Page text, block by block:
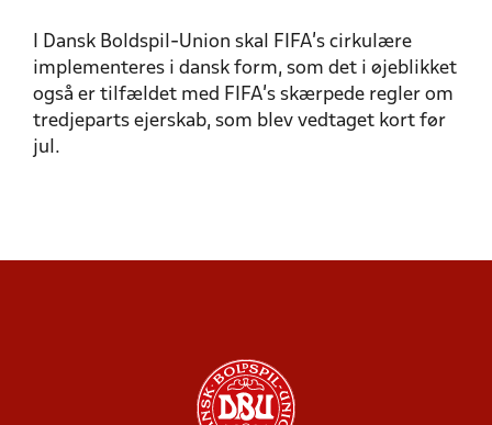
I Dansk Boldspil-Union skal FIFA’s cirkulære
implementeres i dansk form, som det i øjeblikket
også er tilfældet med FIFA’s skærpede regler om
tredjeparts ejerskab, som blev vedtaget kort før
jul.